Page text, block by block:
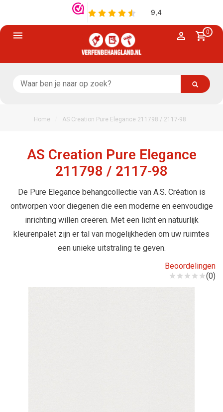
0
Home AS Creation Pure Elegance 211798 / 2117-98
AS Creation Pure Elegance
211798 / 2117-98
De Pure Elegance behangcollectie van A.S. Création is
ontworpen voor diegenen die een moderne en eenvoudige
inrichting willen creëren. Met een licht en natuurlijk
kleurenpalet zijn er tal van mogelijkheden om uw ruimtes
een unieke uitstraling te geven.
Beoordelingen
(0)